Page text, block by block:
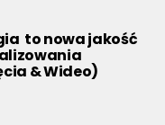
to nowa jakość
& Wideo)